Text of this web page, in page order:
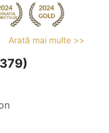
Arată mai multe >>